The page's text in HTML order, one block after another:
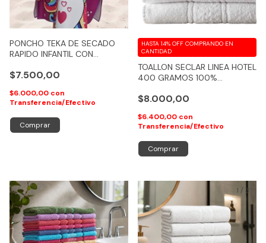
PONCHO TEKA DE SECADO
RAPIDO INFANTIL CON
60X120
$7.500,00
$6.000,00 con
Transferencia/Efectivo
Comprar
TOALLON SECLAR LINEA HOTEL
400 GRAMOS 100%
$8.000,00
HASTA 14% OFF COMPRANDO EN
CANTIDAD
$6.400,00 con
Transferencia/Efectivo
Comprar
1 / 3